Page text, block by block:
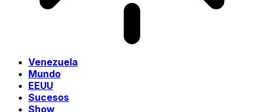
Venezuela
Mundo
EEUU
Sucesos
Show